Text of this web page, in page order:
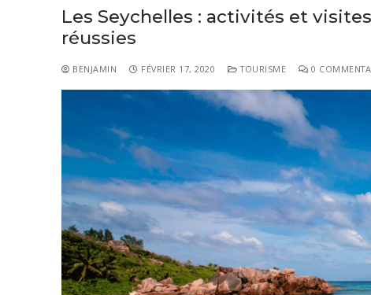
Les Seychelles : activités et
réussies
BENJAMIN FÉVRIER 17, 2020 TOURISME 0